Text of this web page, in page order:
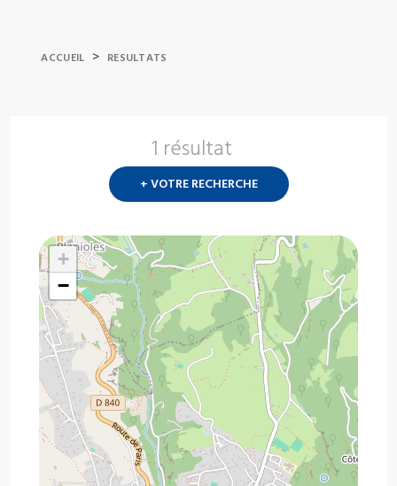
ACCUEIL > RESULTATS
1 résultat
+ VOTRE RECHERCHE
+
−